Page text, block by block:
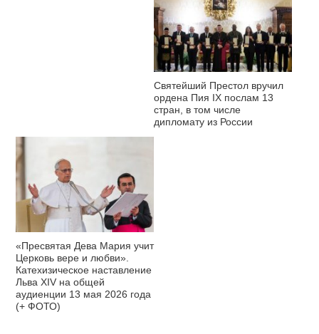
Святейший Престол вручил
ордена Пия IX послам 13
стран, в том числе
дипломату из России
«Пресвятая Дева Мария учит
Церковь вере и любви».
Катехизическое наставление
Льва XIV на общей
аудиенции 13 мая 2026 года
(+ ФОТО)